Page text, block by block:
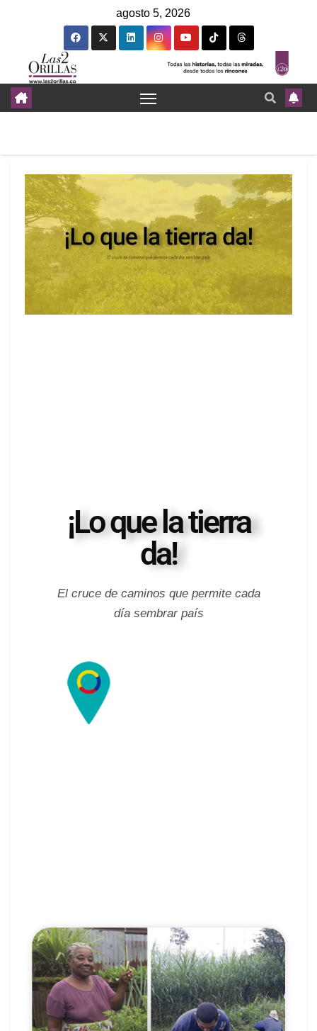
agosto 5, 2026
¡Lo que la tierra
da!
El cruce de caminos que permite cada
día sembrar país